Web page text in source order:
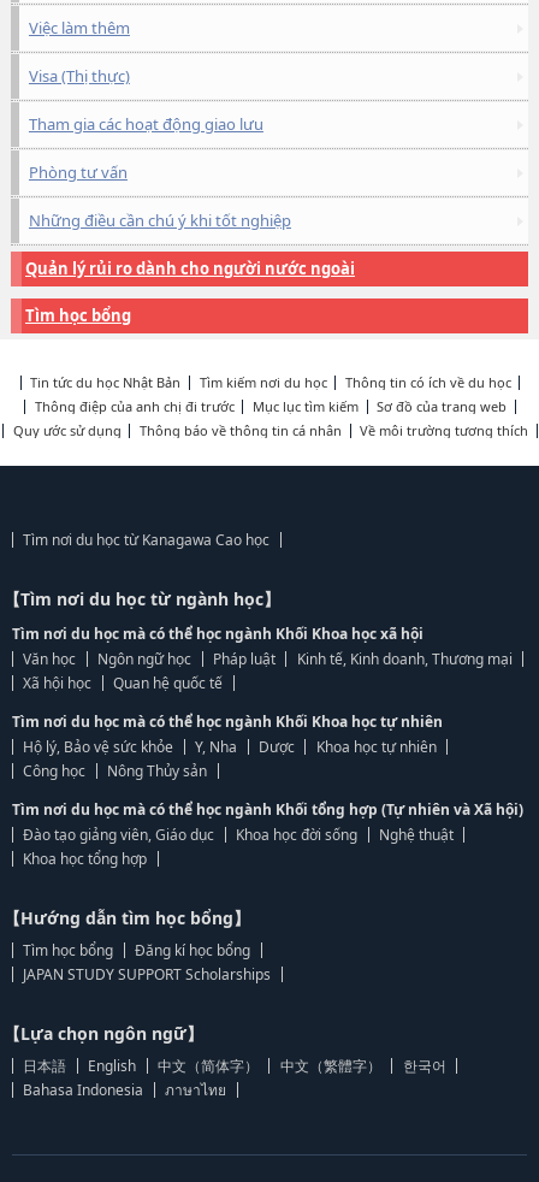
Việc làm thêm
Visa (Thị thực)
Tham gia các hoạt động giao lưu
Phòng tư vấn
Những điều cần chú ý khi tốt nghiệp
Quản lý rủi ro dành cho người nước ngoài
Tìm học bổng
Tin tức du học Nhật Bản Tìm kiếm nơi du học
Thông tin có ích về du học
Thông điệp của anh chị đi trước
Mục lục tìm kiếm
Sơ đồ của trang web
Quy ước sử dụng
Thông báo về thông tin cá nhân Về môi trường tương thích
Tìm nơi du học từ Kanagawa Cao học
【Tìm nơi du học từ ngành học】
Tìm nơi du học mà có thể học ngành Khối Khoa học xã hội
Văn học
Ngôn ngữ học Pháp luật
Kinh tế, Kinh doanh, Thương mại
Xã hội học
Quan hệ quốc tế
Tìm nơi du học mà có thể học ngành Khối Khoa học tự nhiên
Hộ lý, Bảo vệ sức khỏe
Y, Nha Dược
Khoa học tự nhiên
Công học
Nông Thủy sản
Tìm nơi du học mà có thể học ngành Khối tổng hợp (Tự nhiên và Xã hội)
Đào tạo giảng viên, Giáo dục
Khoa học đời sống
Nghệ thuật
Khoa học tổng hợp
【Hướng dẫn tìm học bổng】
Tìm học bổng
Đăng kí học bổng
JAPAN STUDY SUPPORT Scholarships
【Lựa chọn ngôn ngữ】
日本語 English 中文（简体字） 中文（繁體字）
한국어
Bahasa Indonesia
ภาษาไทย